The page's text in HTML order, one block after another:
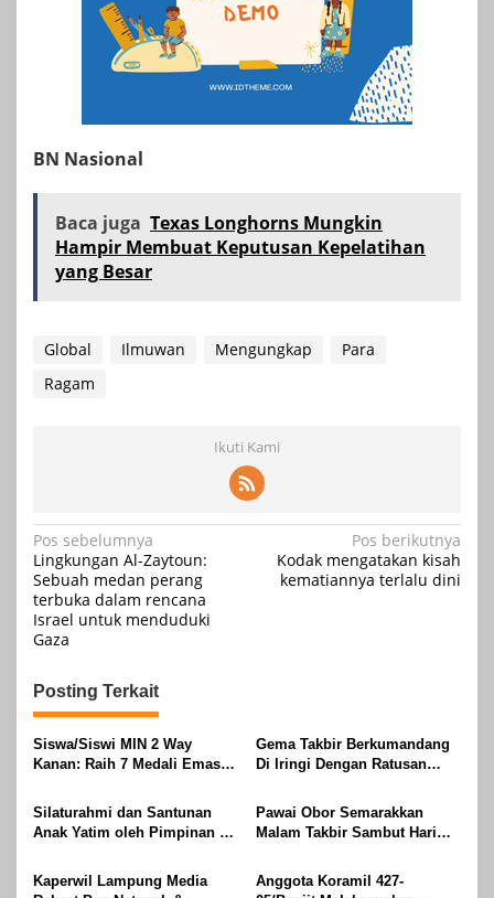
BN Nasional
Baca juga Texas Longhorns Mungkin
Hampir Membuat Keputusan Kepelatihan
yang Besar
Global Ilmuwan Mengungkap
Para
Ragam
Ikuti Kami
Navigasi
pos
Pos sebelumnya
Lingkungan Al-Zaytoun:
Sebuah medan perang
terbuka dalam rencana
Israel untuk menduduki
Gaza
Pos berikutnya
Kodak mengatakan kisah
kematiannya terlalu dini
Posting Terkait
Siswa/Siswi MIN 2 Way
Kanan: Raih 7 Medali Emas
Gubernur Lampung Cup 2
Taekwondo Championship
Gema Takbir Berkumandang
Di Iringi Dengan Ratusan
Rayakan Kemenangan Idul
Fitri 1447 H
Silaturahmi dan Santunan
Anak Yatim oleh Pimpinan PT
Idul Fitri di Way Kanan
Pawai Obor Semarakkan
Malam Takbir Sambut Hari
M, Di Kampung Simpang
Asam, Kecamatan Banjit
Kaperwil Lampung Media
Anggota Koramil 427-